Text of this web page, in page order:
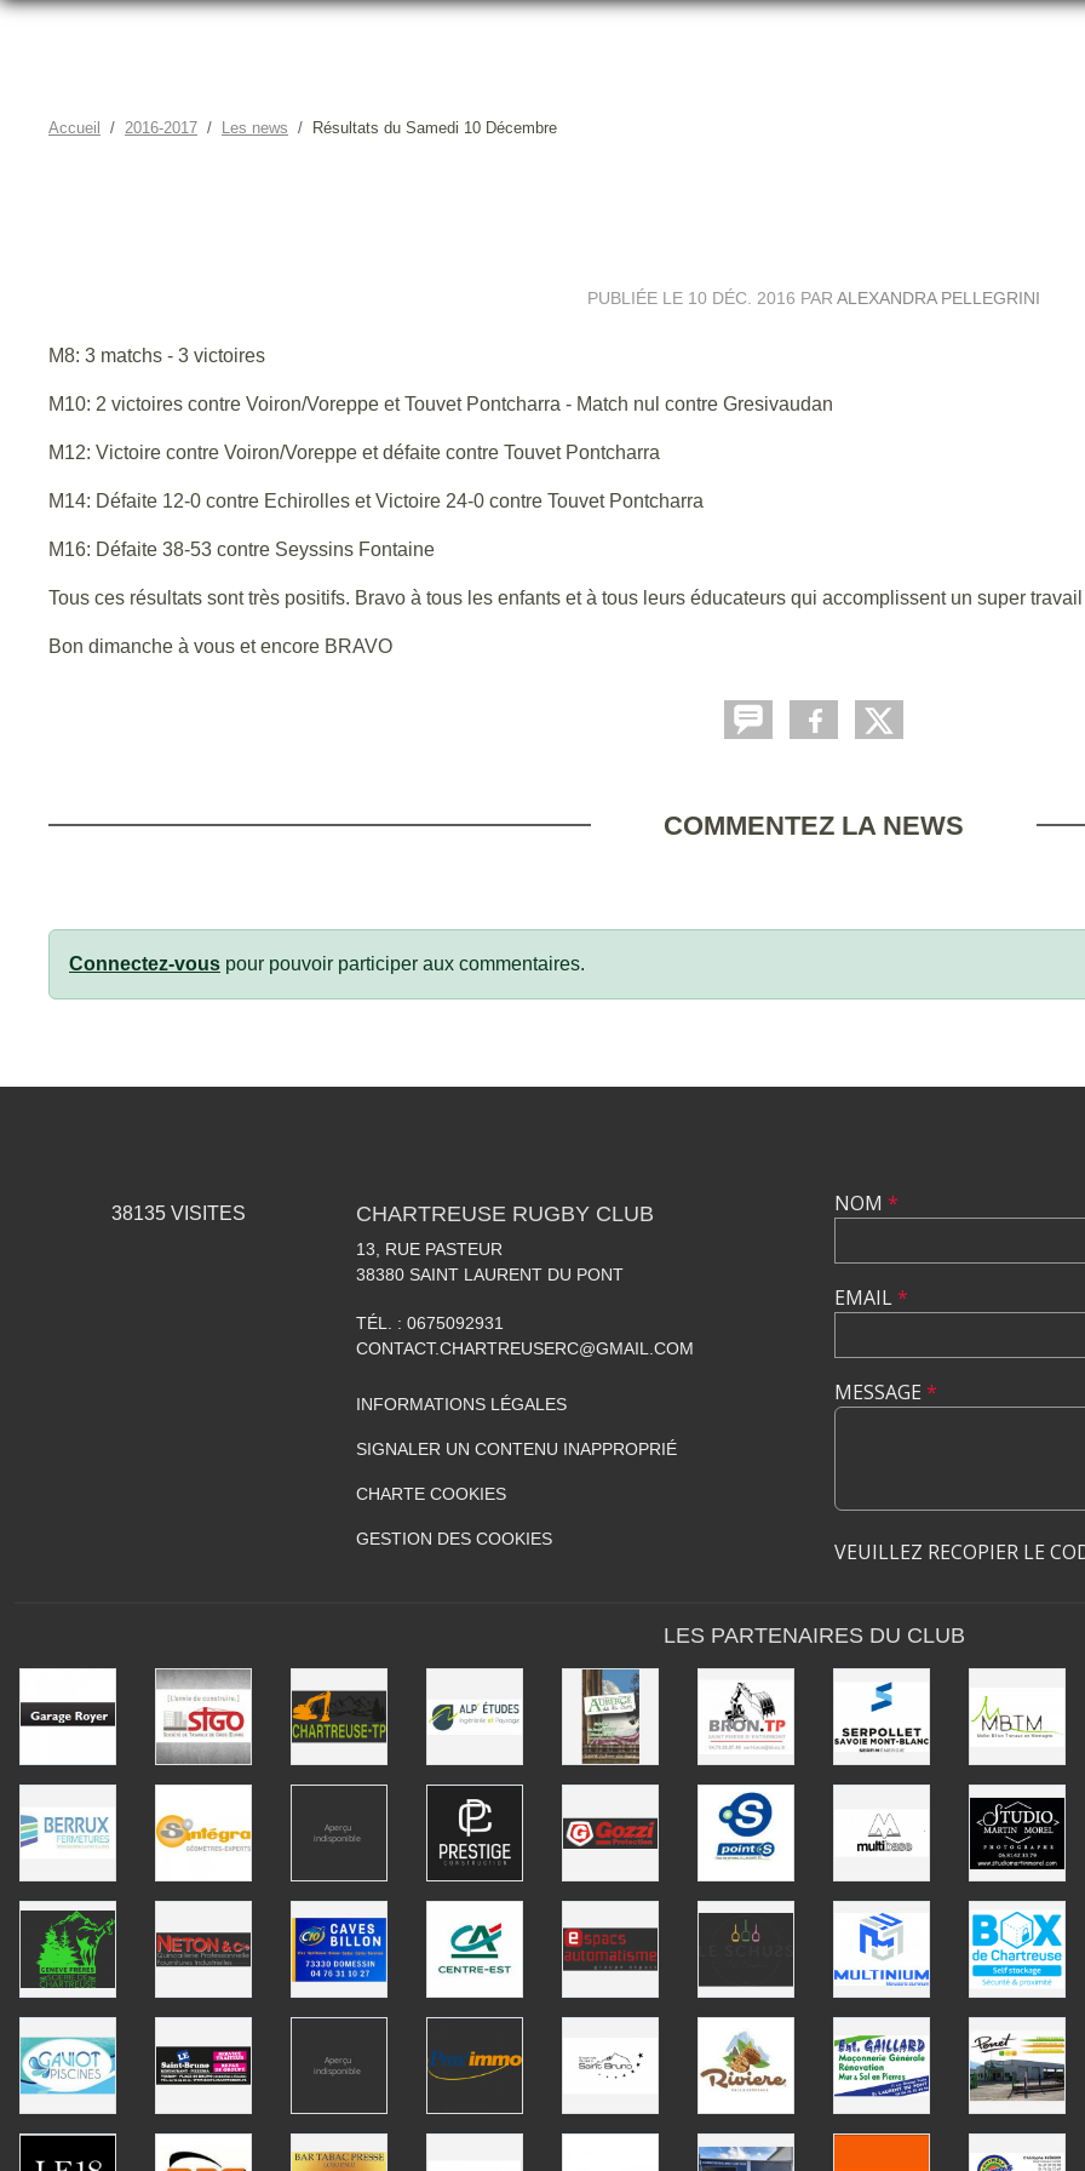
Accueil 2016-2017 Les news Résultats du Samedi 10 Décembre
PUBLIÉE LE 10 DÉC. 2016 PAR ALEXANDRA PELLEGRINI
M8: 3 matchs - 3 victoires
M10: 2 victoires contre Voiron/Voreppe et Touvet Pontcharra - Match nul contre Gresivaudan
M12: Victoire contre Voiron/Voreppe et défaite contre Touvet Pontcharra
M14: Défaite 12-0 contre Echirolles et Victoire 24-0 contre Touvet Pontcharra
M16: Défaite 38-53 contre Seyssins Fontaine
Tous ces résultats sont très positifs. Bravo à tous les enfants et à tous leurs éducateurs qui accomplissent un super travail
Bon dimanche à vous et encore BRAVO
COMMENTEZ LA NEWS
Connectez-vous pour pouvoir participer aux commentaires.
38135VISITES CHARTREUSE RUGBY CLUB
13, RUE PASTEUR
38380 SAINT LAURENT DU PONT
TÉL. : 0675092931
CONTACT.CHARTREUSERC@GMAIL.COM
INFORMATIONS LÉGALES
SIGNALER UN CONTENU INAPPROPRIÉ
CHARTE COOKIES
GESTION DES COOKIES
NOM *
EMAIL*
MESSAGE *
VEUILLEZ RECOPIER LE
LES PARTENAIRES DU CLUB